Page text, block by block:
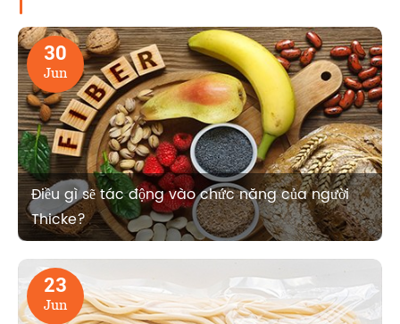
30
Jun
Điều gì sẽ tác động vào chức năng của người
Thicke?
23
Jun